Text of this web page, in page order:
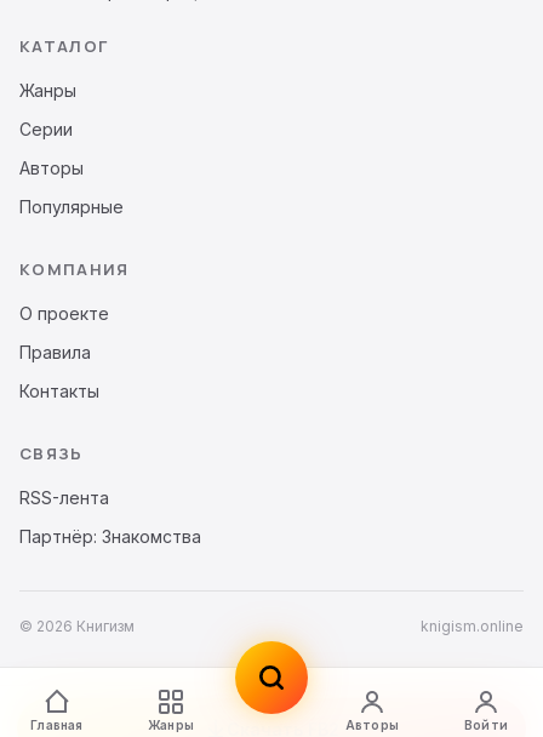
Главная Жанры Авторы Войти
КАТАЛОГ
Жанры
Серии
Авторы
Популярные
КОМПАНИЯ
О проекте
Правила
Контакты
СВЯЗЬ
RSS-лента
Партнёр: Знакомства
© 2026 Книгизм knigism.online